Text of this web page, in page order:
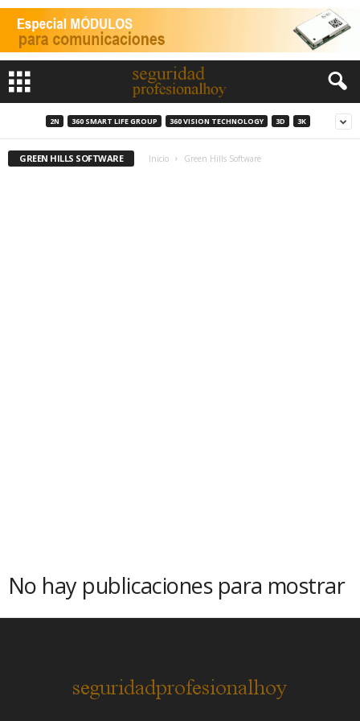
2N 360 SMART LIFE GROUP 360 VISION TECHNOLOGY 3D 3K
GREEN HILLS SOFTWARE Inicio Green Hills Software
No hay publicaciones para mostrar